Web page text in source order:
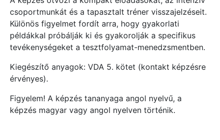
csoportmunkát és a tapasztalt tréner visszajelzéseit.
Különös figyelmet fordít arra, hogy gyakorlati
példákkal próbálják ki és gyakorolják a specifikus
tevékenységeket a tesztfolyamat-menedzsmentben.
Kiegészítő anyagok: VDA 5. kötet (kontakt képzésre
érvényes).
Figyelem! A képzés tananyaga angol nyelvű, a
képzés magyar vagy angol nyelven történik.